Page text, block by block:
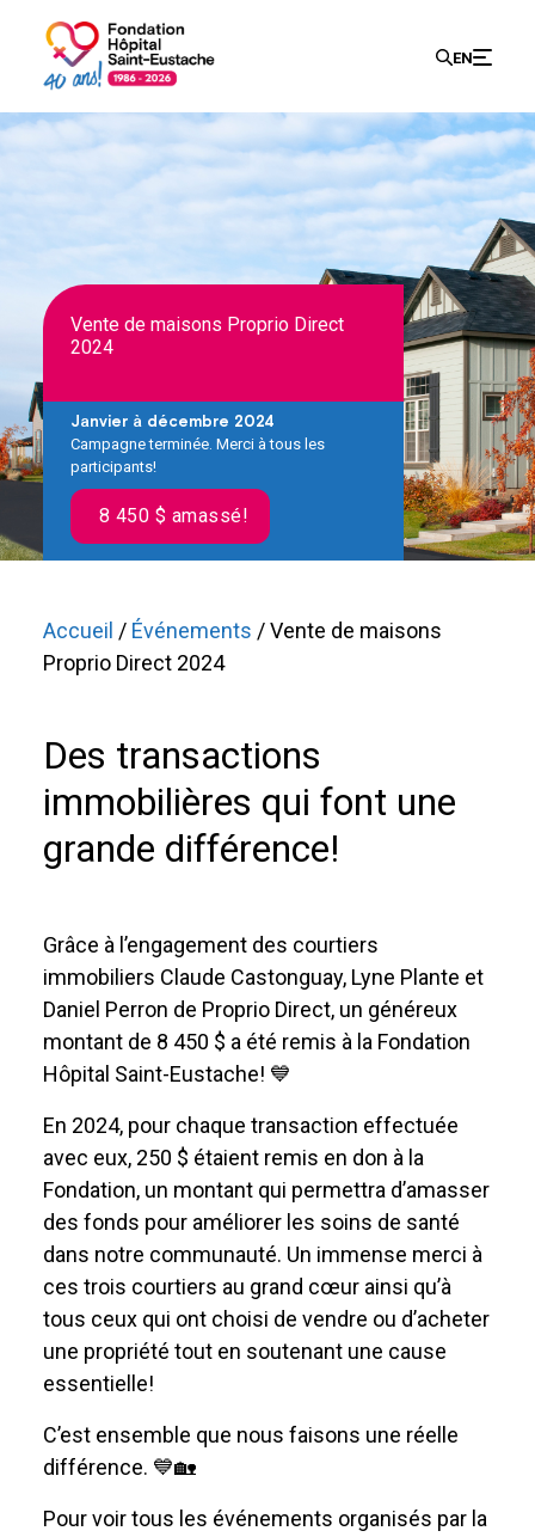
EN
Search
for:
Vente de maisons Proprio Direct
2024
Janvier à décembre 2024
Campagne terminée. Merci à tous les
participants!
8 450 $ amassé!
Accueil / Événements / Vente de maisons
Proprio Direct 2024
Des transactions
immobilières qui font une
grande différence!
Grâce à l’engagement des courtiers
immobiliers Claude Castonguay, Lyne Plante et
Daniel Perron de Proprio Direct, un généreux
montant de 8 450 $ a été remis à la Fondation
Hôpital Saint-Eustache! 💙
En 2024, pour chaque transaction effectuée
avec eux, 250 $ étaient remis en don à la
Fondation, un montant qui permettra d’amasser
des fonds pour améliorer les soins de santé
dans notre communauté. Un immense merci à
ces trois courtiers au grand cœur ainsi qu’à
tous ceux qui ont choisi de vendre ou d’acheter
une propriété tout en soutenant une cause
essentielle!
C’est ensemble que nous faisons une réelle
différence. 💙🏡
Pour voir tous les événements organisés par la